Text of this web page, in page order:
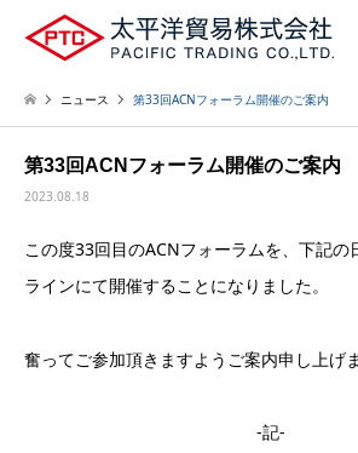
ニュース 第33回ACNフォーラム開催のご案内
第33回ACNフォーラム開催のご案内
2023.08.18
この度33回目のACNフォーラムを、下記の
ラインにて開催することになりました。
奮ってご参加頂きますようご案内申し上げま
-記-